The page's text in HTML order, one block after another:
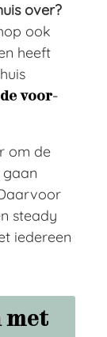
over?
ook
heeft
voor-
om de
gaan
steady
iedereen
met